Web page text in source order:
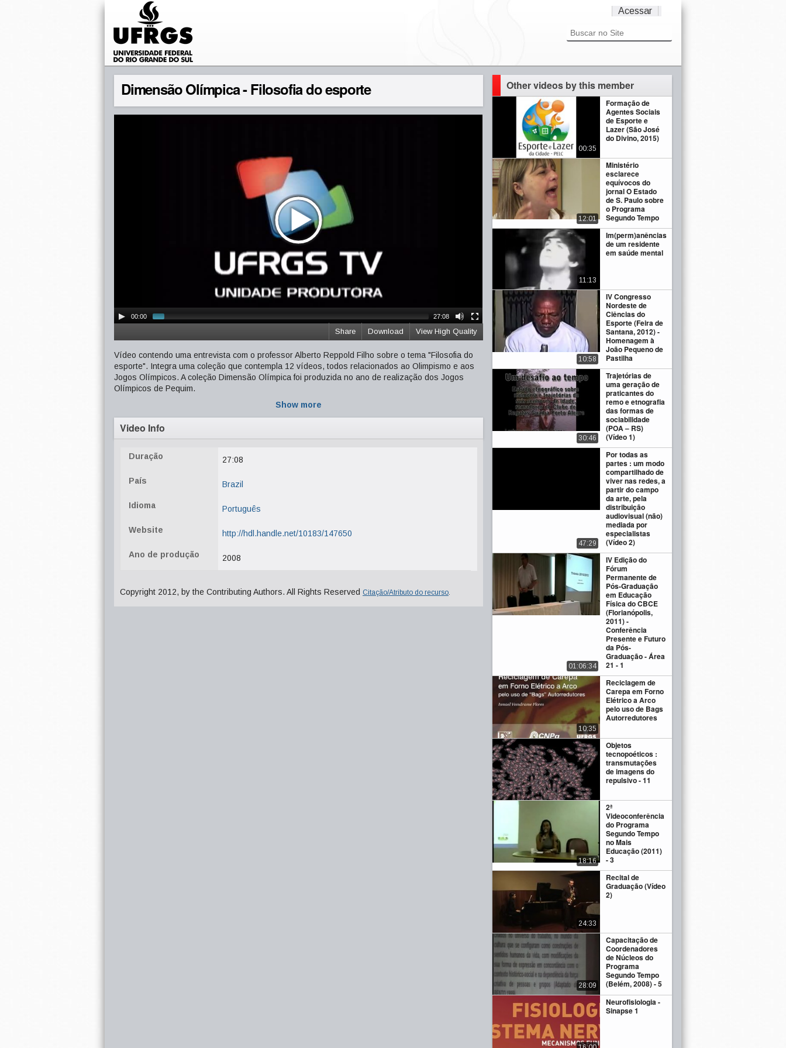
Acessar
Dimensão Olímpica - Filosofia do esporte
00:00 27:08
View High Quality
Download
Share
Vídeo contendo uma entrevista com o professor Alberto Reppold Filho sobre o tema "Filosofia do
esporte". Integra uma coleção que contempla 12 vídeos, todos relacionados ao Olimpismo e aos
Jogos Olímpicos. A coleção Dimensão Olímpica foi produzida no ano de realização dos Jogos
Olímpicos de Pequim.
Show more
Video Info
Duração 27:08
País Brazil
Idioma Português
Website http://hdl.handle.net/10183/147650
Ano de produção 2008
Copyright 2012, by the Contributing Authors. All Rights Reserved Citação/Atributo do recurso.
Other videos by this member
Formação de
Agentes Sociais
de Esporte e
Lazer (São José
do Divino, 2015)
00:35
Ministério
esclarece
equívocos do
jornal O Estado
de S. Paulo sobre
o Programa
Segundo Tempo
12:01
Im(perm)anências
de um residente
em saúde mental
11:13
IV Congresso
Nordeste de
Ciências do
Esporte (Feira de
Santana, 2012) -
Homenagem à
João Pequeno de
Pastilha
10:58
Trajetórias de
uma geração de
praticantes do
remo e etnografia
das formas de
sociabilidade
(POA – RS)
(Vídeo 1)
30:46
Por todas as
partes : um modo
compartilhado de
viver nas redes, a
partir do campo
da arte, pela
distribuição
audiovisual (não)
mediada por
especialistas
(Vídeo 2)
47:29
IV Edição do
Fórum
Permanente de
Pós-Graduação
em Educação
Física do CBCE
(Florianópolis,
2011) -
Conferência
Presente e Futuro
da Pós-
Graduação - Área
21 - 1
01:06:34
Reciclagem de
Carepa em Forno
Elétrico a Arco
pelo uso de Bags
Autorredutores
10:35
Objetos
tecnopoéticos :
transmutações
de imagens do
repulsivo - 11
2ª
Videoconferência
do Programa
Segundo Tempo
no Mais
Educação (2011)
- 3
18:16
Recital de
Graduação (Vídeo
2)
24:33
Capacitação de
Coordenadores
de Núcleos do
Programa
Segundo Tempo
(Belém, 2008) - 5
28:09
Neurofisiologia -
Sinapse 1